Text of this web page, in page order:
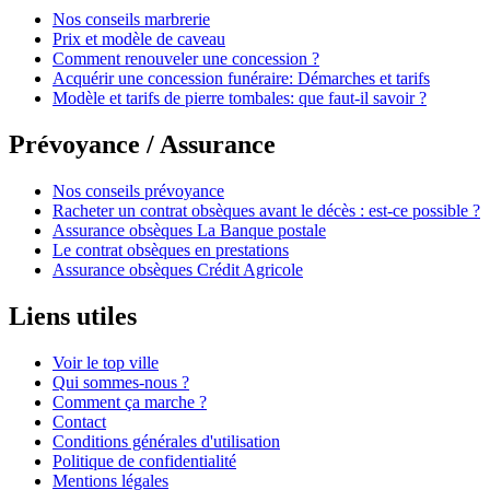
Nos conseils marbrerie
Prix et modèle de caveau
Comment renouveler une concession ?
Acquérir une concession funéraire: Démarches et tarifs
Modèle et tarifs de pierre tombales: que faut-il savoir ?
Prévoyance / Assurance
Nos conseils prévoyance
Racheter un contrat obsèques avant le décès : est-ce possible ?
Assurance obsèques La Banque postale
Le contrat obsèques en prestations
Assurance obsèques Crédit Agricole
Liens utiles
Voir le top ville
Qui sommes-nous ?
Comment ça marche ?
Contact
Conditions générales d'utilisation
Politique de confidentialité
Mentions légales